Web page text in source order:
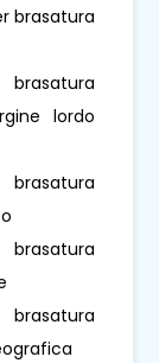
brasatura
lordo